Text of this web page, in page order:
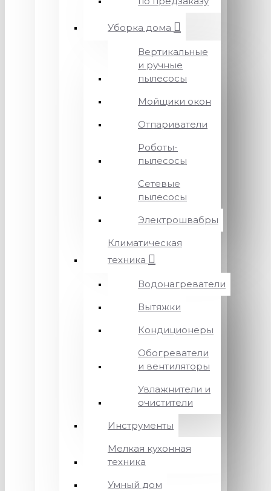
Уборка дома
Вертикальные
и ручные
пылесосы
Мойщики окон
Отпариватели
Роботы-
пылесосы
Сетевые
пылесосы
Электрошвабры
Климатическая
техника
Водонагреватели
Вытяжки
Кондиционеры
Обогреватели
и вентиляторы
Увлажнители и
очистители
Инструменты
Мелкая кухонная
техника
Умный дом